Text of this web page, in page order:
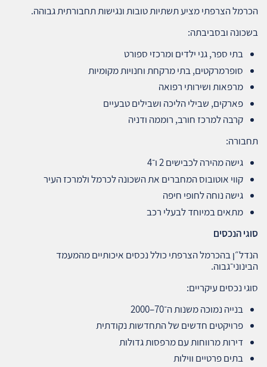
הכרמל הצרפתי מציע תשתיות טובות ונגישות תחבורתית גבוהה.
בשכונה ובסביבתה:
בתי ספר, גני ילדים ומרכזי ספורט
סופרמרקטים, בתי מרקחת וחנויות מקומיות
מרפאות ושירותי רפואה
פארקים, שבילי הליכה ושבילים טבעיים
קרבה למרכז חורב, רוממה ודניה
תחבורה:
גישה מהירה לכבישים 2 ו־4
קווי אוטובוס המחברים את השכונה לכרמל ולמרכז העיר
גישה נוחה לחופי חיפה
מתאים במיוחד לבעלי רכב
סוגי הנכסים
הנדל״ן בהכרמל הצרפתי כולל נכסים איכותיים מהמעמד
הבינוני־גבוה.
סוגי נכסים עיקריים:
בנייה נמוכה משנות ה־70–2000
פרויקטים חדשים של התחדשות נקודתית
דירות מרווחות עם מרפסות גדולות
בתים פרטיים ווילות